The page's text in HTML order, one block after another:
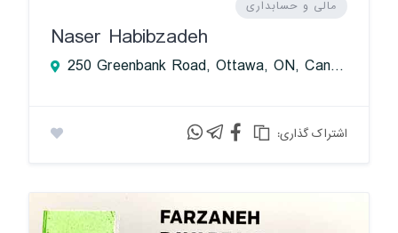
مالی و حسابداری
Naser Habibzadeh
250 Greenbank Road, Ottawa, ON, Canada
:اشتراک گذاری